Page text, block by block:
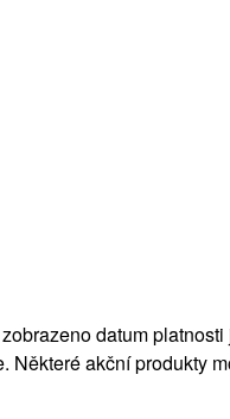
datum
Některé akční produkty